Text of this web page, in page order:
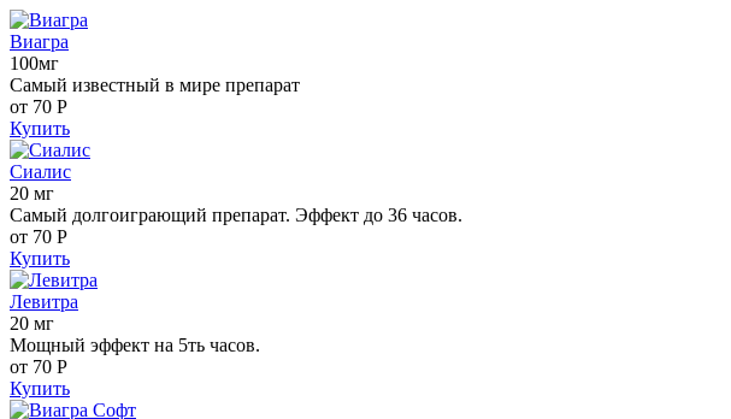
Виагра
100мг
Самый известный в мире препарат
от 70 Р
Купить
Сиалис
20 мг
Самый долгоиграющий препарат. Эффект до 36 часов.
от 70 Р
Купить
Левитра
20 мг
Мощный эффект на 5ть часов.
от 70 Р
Купить